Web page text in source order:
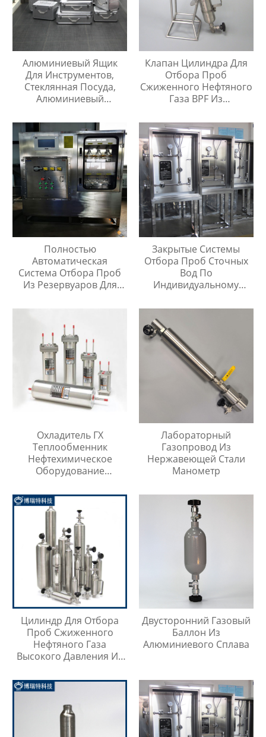
Алюминиевый Ящик
Для Инструментов,
Стеклянная Посуда,
Алюминиевый
Клапан Цилиндра Для
Отбора Проб
Сжиженного Нефтяного
Газа BPF Из
Полностью
Автоматическая
Система Отбора Проб
Из Резервуаров Для
Закрытые Системы
Отбора Проб Сточных
Вод По
Индивидуальному
Охладитель ГХ
Теплообменник
Нефтехимическое
Оборудование
Лабораторный
Газопровод Из
Нержавеющей Стали
Манометр
Цилиндр Для Отбора
Проб Сжиженного
Нефтяного Газа
Высокого Давления Из
316SS
Двусторонний Газовый
Баллон Из
Алюминиевого Сплава